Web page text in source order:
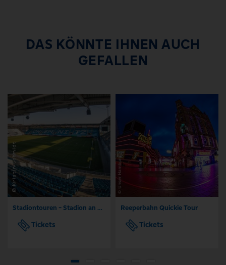
DAS KÖNNTE IHNEN AUCH
GEFALLEN
Stadiontouren - Stadion an der Gellertstraße Chemnitz
Tickets
Reeperbahn Quickie Tour
Tickets